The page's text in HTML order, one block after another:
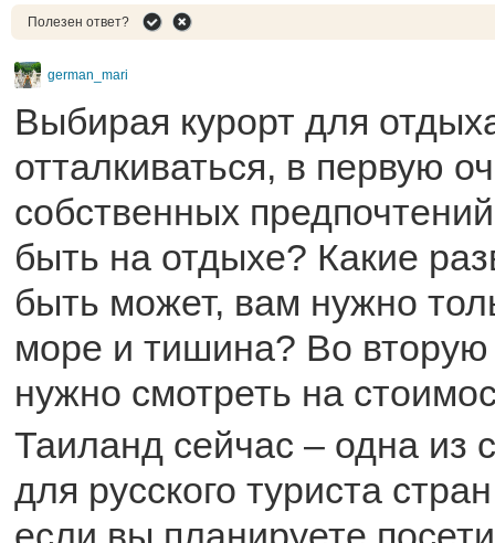
Полезен ответ?
german_mari
Выбирая курорт для
отталкиваться, в первую
собственных
быть на отдыхе? Какие
быть может, вам нужно
море и тишина? Во вторую
нужно смотреть на
Таиланд сейчас – одна из
для русского туриста